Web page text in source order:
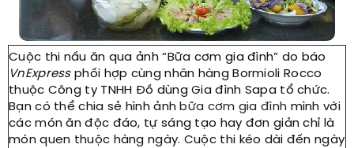
Cuộc thi nấu ăn qua ảnh “Bữa cơm gia đình” do báo
VnExpressphối hợp cùng nhãn hàng Bormioli Rocco
thuộc Công ty TNHH Đồ dùng Gia đình Sapa tổ chức.
Bạn có thể chia sẻ hình ảnhbữa cơm gia đình mình với
các món ăn độc đáo, tự sáng tạo hay đơn giản chỉ là
món quen thuộc hàng ngày. Cuộc thi kéo dài đến ngày